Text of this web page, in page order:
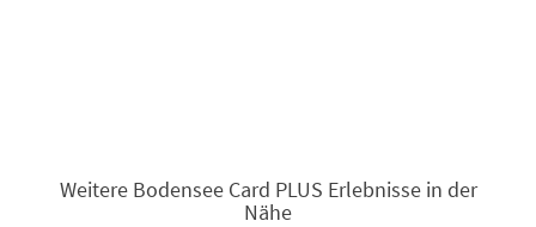
Weitere Bodensee Card PLUS Erlebnisse in der
Nähe